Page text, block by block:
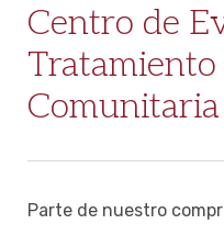
Centro de
Tratamiento
Comunitaria
Parte de nuestro